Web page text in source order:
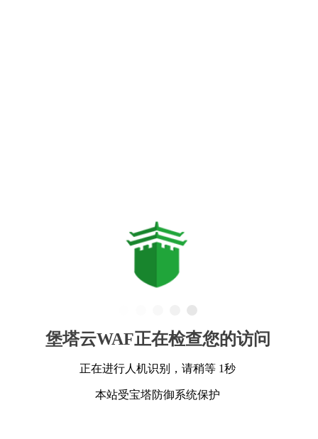
堡塔云WAF正在检查您的访问
正在进行人机识别，请稍等 1秒
本站受宝塔防御系统保护